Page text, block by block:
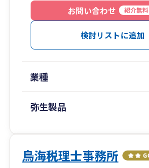
お問い合わせ
紹介無料
検討リストに追加
業種
弥生製品
鳥海税理士事務所